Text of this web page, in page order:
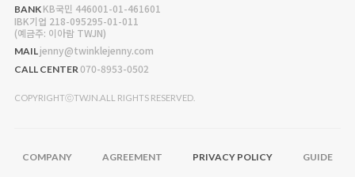
BANK KB국민 446001-01-461601
IBK기업 218-095295-01-011
(예금주: 이아람 TWJN)
MAIL jenny@twinklejenny.com
CALL CENTER 070-8953-0502
COPYRIGHTⓒTWJN.ALL RIGHTS RESERVED.
COMPANY AGREEMENT PRIVACY POLICY GUIDE